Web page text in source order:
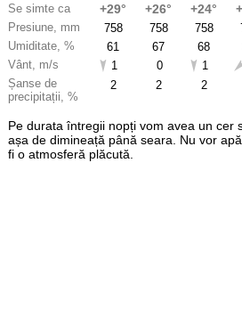
Se simte ca
Presiune, mm
Umiditate, %
Vânt, m/s
Șanse de
precipitații, %
+30°
757
48
1
6
+29°
758
61
1
2
+26°
758
67
0
2
+24°
758
68
1
2
Pe durata întregii nopți vom avea un cer
așa de dimineață până seara. Nu vor
fi o atmosferă plăcută.